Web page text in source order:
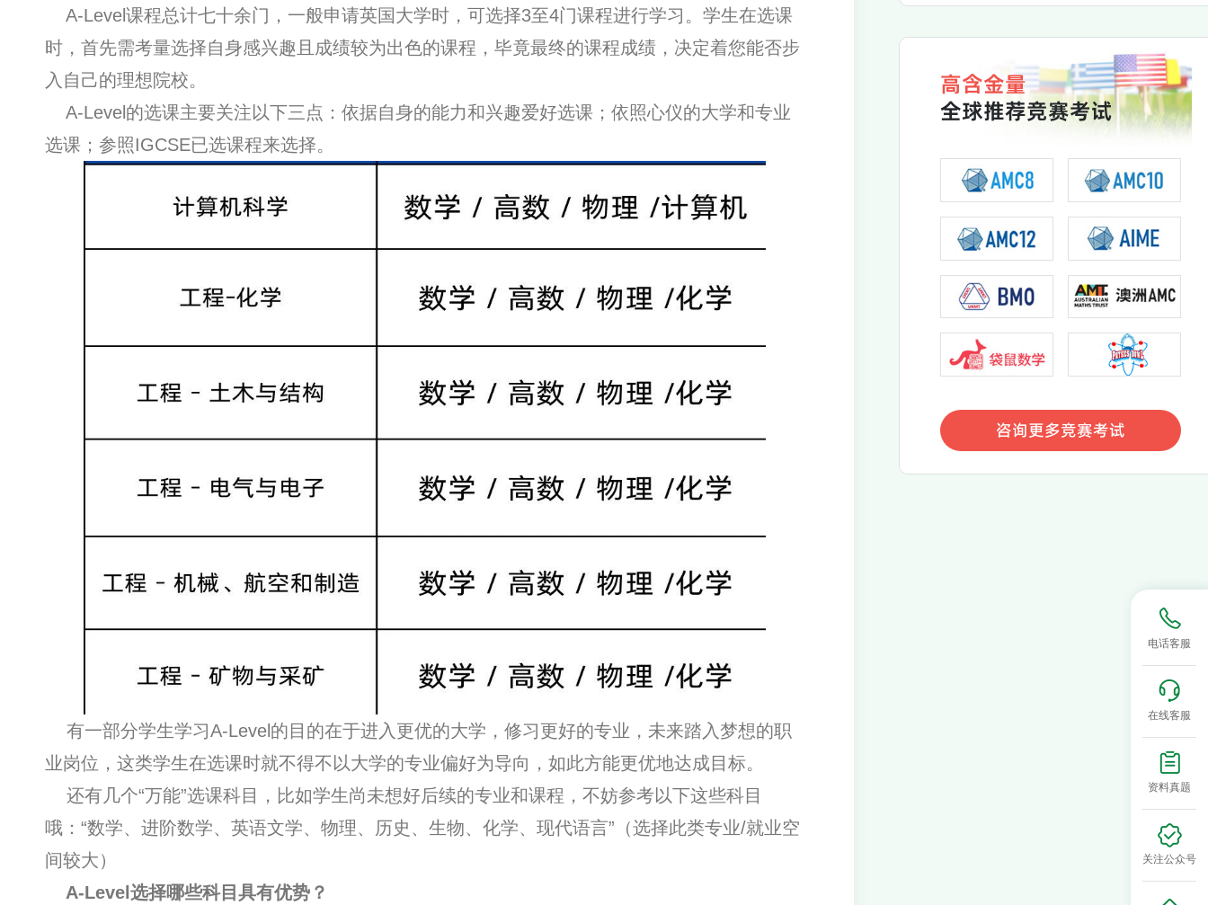
A-Level课程总计七十余门，一般申请英国大学时，可选择3至4门课程进行学习。学生在选课
时，首先需考量选择自身感兴趣且成绩较为出色的课程，毕竟最终的课程成绩，决定着您能否步
入自己的理想院校。
A-Level的选课主要关注以下三点：依据自身的能力和兴趣爱好选课；依照心仪的大学和专业
选课；参照IGCSE已选课程来选择。
有一部分学生学习A-Level的目的在于进入更优的大学，修习更好的专业，未来踏入梦想的职
业岗位，这类学生在选课时就不得不以大学的专业偏好为导向，如此方能更优地达成目标。
还有几个“万能”选课科目，比如学生尚未想好后续的专业和课程，不妨参考以下这些科目
哦：“数学、进阶数学、英语文学、物理、历史、生物、化学、现代语言”（选择此类专业/就业空
间较大）
A-Level选择哪些科目具有优势？
高含金量
全球推荐竞赛考试
咨询更多竞赛考试
咨询更多竞赛考试
电话客服
在线客服
资料真题
关注公众号